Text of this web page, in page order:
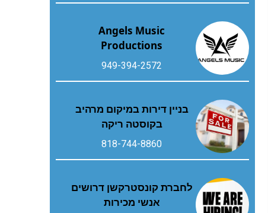
Angels Music
Productions
949-394-2572
בניין דירות במיקום מרהיב
בקוסטה ריקה
818-744-8860
לחברת קונסטרקשן דרושים
אנשי מכירות